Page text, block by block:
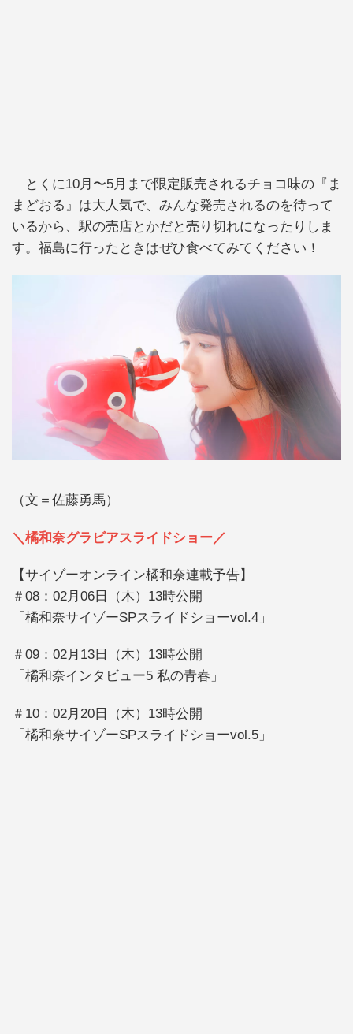
とくに10月〜5月まで限定販売されるチョコ味の『ま
まどおる』は大人気で、みんな発売されるのを待って
いるから、駅の売店とかだと売り切れになったりしま
す。福島に行ったときはぜひ食べてみてください！
（文＝佐藤勇馬）
＼橘和奈グラビアスライドショー／
【サイゾーオンライン橘和奈連載予告】
＃08：02月06日（木）13時公開
「橘和奈サイゾーSPスライドショーvol.4」
＃09：02月13日（木）13時公開
「橘和奈インタビュー5 私の青春」
＃10：02月20日（木）13時公開
「橘和奈サイゾーSPスライドショーvol.5」